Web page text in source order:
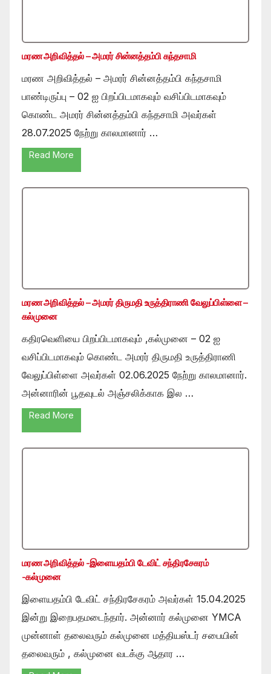
மரண அறிவித்தல் – அமரர் சின்னத்தம்பி கந்தசாமி
மரண அறிவித்தல் – அமரர் சின்னத்தம்பி கந்தசாமி
பாண்டிருப்பு – 02 ஐ பிறப்பிடமாகவும் வசிப்பிடமாகவும்
கொண்ட அமரர் சின்னத்தம்பி கந்தசாமி அவர்கள்
28.07.2025 நேற்று காலமானார் …
Read More
மரண அறிவித்தல் – அமரர் திருமதி உருத்திராணி வேலுப்பிள்ளை –
கல்முனை
கதிரவெளியை பிறப்பிடமாகவும் ,கல்முனை – 02 ஐ
வசிப்பிடமாகவும் கொண்ட அமரர் திருமதி உருத்திராணி
வேலுப்பிள்ளை அவர்கள் 02.06.2025 நேற்று காலமானார்.
அன்னாரின் பூதவுடல் அஞ்சலிக்காக இல …
Read More
மரண அறிவித்தல் -இளையதம்பி டேவிட் சந்திரசேகரம்
-கல்முனை
இளையதம்பி டேவிட் சந்திரசேகரம் அவர்கள் 15.04.2025
இன்று இறைபதமடைந்தார். அன்னார் கல்முனை YMCA
முன்னாள் தலைவரும் கல்முனை மத்தியஸ்டர் சபையின்
தலைவரும் , கல்முனை வடக்கு ஆதார …